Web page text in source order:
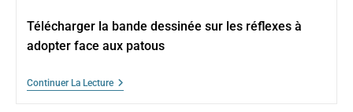
publication :
Télécharger la bande dessinée sur les réflexes à
adopter face aux patous
Continuer La LectureFace